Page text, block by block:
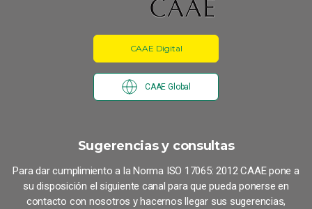
Sugerencias y consultas
Para dar cumplimiento a la Norma ISO 17065: 2012 CAAE pone a
su disposición el siguiente canal para que pueda ponerse en
contacto con nosotros y hacernos llegar sus sugerencias,
CAAE Digital
CAAE Global